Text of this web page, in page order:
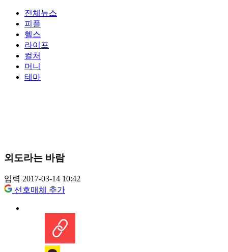
전체뉴스
피플
헬스
라이프
컬처
머니
테마
외도라는 바람
입력 2017-03-14 10:42
선호매체 추가